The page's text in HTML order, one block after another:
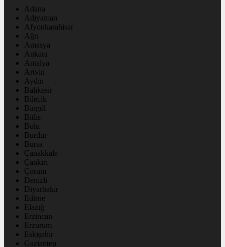
Adana
Adıyaman
Afyonkarahisar
Ağrı
Amasya
Ankara
Antalya
Artvin
Aydın
Balıkesir
Bilecik
Bingöl
Bitlis
Bolu
Burdur
Bursa
Çanakkale
Çankırı
Çorum
Denizli
Diyarbakır
Edirne
Elazığ
Erzincan
Erzurum
Eskişehir
Gaziantep